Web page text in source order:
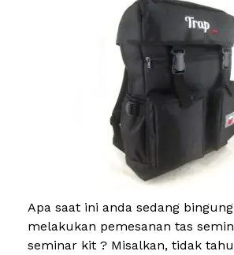
Apa saat ini anda sedang
melakukan pemesanan tas
seminar kit ? Misalkan, tidak